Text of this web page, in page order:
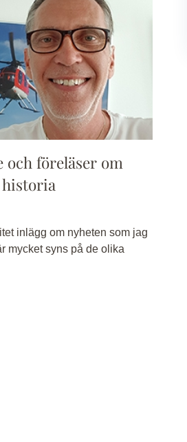
och föreläser om
inlägg om nyheten som jag
mycket syns på de olika